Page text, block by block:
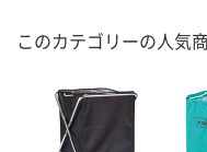
このカテゴリーの人気